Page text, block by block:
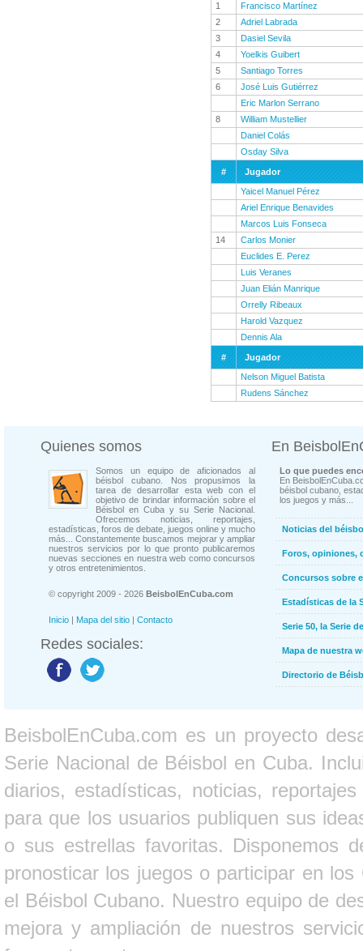
1
Francisco Martínez
2
Adriel Labrada
3
Dasiel Sevila
4
Yoelkis Guibert
5
Santiago Torres
6
José Luis Gutiérrez
Eric Marlon Serrano
8
William Mustellier
Daniel Colás
Osday Silva
#
Jugador
Yaicel Manuel Pérez
Ariel Enrique Benavides
Marcos Luis Fonseca
14
Carlos Monier
Euclides E. Perez
Luis Veranes
Juan Elián Manrique
Orrelly Ribeaux
Harold Vazquez
Dennis Ala
#
Jugador
Nelson Miguel Batista
Rudens Sánchez
Quienes somos
Somos un equipo de aficionados al
béisbol cubano. Nos propusimos la
tarea de desarrollar esta web con el
objetivo de brindar información sobre el
Béisbol en Cuba y su Serie Nacional.
Ofrecemos noticias, reportajes,
estadísticas, foros de debate, juegos online y mucho
más... Constantemente buscamos mejorar y ampliar
nuestros servicios por lo que pronto publicaremos
nuevas secciones en nuestra web como concursos
y otros entretenimientos.
© copyright 2009 - 2026 BeisbolEnCuba.com
Inicio | Mapa del sitio | Contacto
Redes sociales:
En
Lo que puedes
En
béisbol cubano,
los juegos y más...
Noticias del
Foros, opiniones,
Concursos sobre
Estadísticas de la
Serie 50, la Serie
Mapa de nuestra
Directorio de
BeisbolEnCuba.com es un proyecto
Serie Nacional de Béisbol en Cuba.
diarios, estadísticas, noticias,
para que los usuarios publiquen sus
o sus estrellas favoritas. Disponemos
pronosticar los juegos o participar en
el Béisbol Cubano. Nuestro equipo de
mejora y ampliación de nuestros